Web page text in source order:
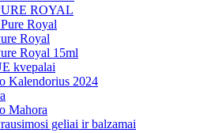
ROYAL
Royal
Royal
Royal 15ml
kvepalai
Kalendorius 2024
Mahora
geliai ir balzamai